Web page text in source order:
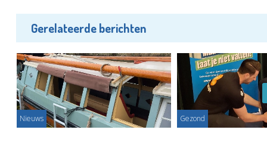
Gerelateerde berichten
Nieuws Gezond